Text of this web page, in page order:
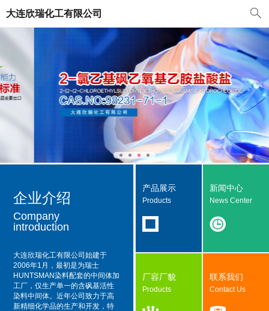
大连欣瑞化工有限公司
企业介绍
Company
introduction
大连欣瑞化工有限公司始建于
2006年1月，最初是为瑞士
HUNTSMAN染料配套的中间体加
工厂，仅生产单一的含砜基活性
染料中间体。近年公司致力于高
新精细化学品的生产和开发，特
产品展示
Products
新闻中心
News Center
厂容厂貌
Products
联系我们
Contact Us